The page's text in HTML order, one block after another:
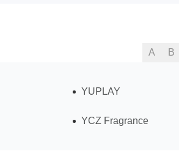
A B
YUPLAY
YCZ Fragrance